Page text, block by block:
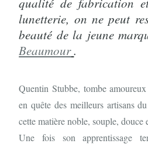
lunetterie, on ne peut
beauté de la jeune
Beaumour.
Quentin Stubbe, tombe
en quête des meilleurs artisans
cette matière noble, souple, douce
Une fois son apprentissage